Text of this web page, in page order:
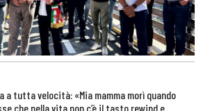
a tutta velocità: «Mia mamma morì quando
che nella vita non c’è il tasto rewind e